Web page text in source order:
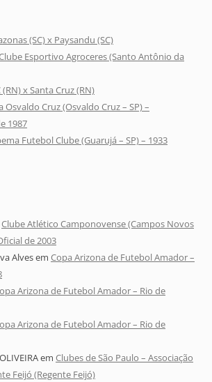
(SC) x Paysandu (SC)
Esportivo Agroceres (Santo Antônio da
x Santa Cruz (RN)
Osvaldo Cruz (Osvaldo Cruz – SP) –
1987
Futebol Clube (Guarujá – SP) – 1933
Clube Atlético Camponovense (Campos Novos
de 2003
Alvesem Copa Arizona de Futebol Amador –
Arizona de Futebol Amador – Rio de
Arizona de Futebol Amador – Rio de
em Clubes de São Paulo – Associação
Feijó (Regente Feijó)